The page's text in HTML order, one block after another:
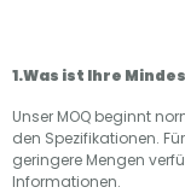
1.Was ist Ihre
Unser MOQ beginnt
den Spezifikationen.
geringere Mengen
Informationen.